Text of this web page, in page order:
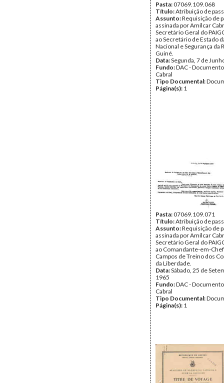
Pasta:07069.109.068
Título:Atribuição de
Assunto:Requisição de
assinada por Amílcar
Secretário Geral do
ao Secretário de Estado
Nacional e Segurança da
Guiné.
Data:Segunda, 7 de
Fundo:DAC -
Cabral
Tipo Documental:
Página(s): 1
Pasta:07069.109.071
Título:Atribuição de
Assunto:Requisição de
assinada por Amílcar
Secretário Geral do
ao Comandante-em-
Campos de Treino dos
da Liberdade.
Data:Sábado, 25 de
1965
Fundo:DAC -
Cabral
Tipo Documental:
Página(s): 1